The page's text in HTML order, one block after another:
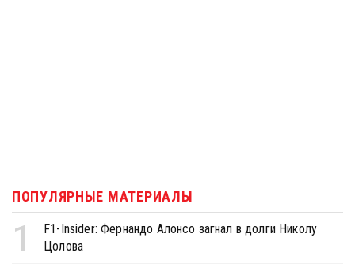
ПОПУЛЯРНЫЕ МАТЕРИАЛЫ
1
F1-Insider: Фернандо Алонсо загнал в долги Николу
Цолова